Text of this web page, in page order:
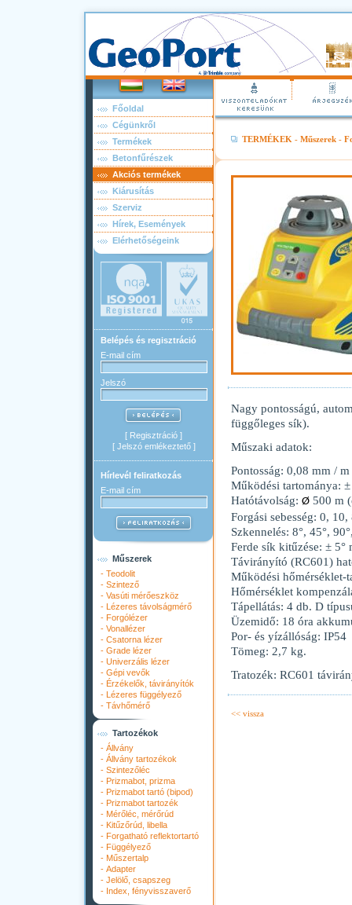
Főoldal
Cégünkről
Termékek
Betonfűrészek
Akciós termékek
Kiárusítás
Szerviz
Hírek, Események
Elérhetőségeink
Belépés és regisztráció
E-mail cím
Jelszó
[ Regisztráció ]
[ Jelszó emlékeztető]
Hírlevél feliratkozás
E-mail cím
Műszerek
- Teodolit
- Szintező
- Vasúti mérőeszköz
- Lézeres távolságmérő
- Forgólézer
- Vonallézer
- Csatorna lézer
- Grade lézer
- Univerzális lézer
- Gépi vevők
- Érzékelők, távirányítók
- Lézeres függélyező
- Távhőmérő
Tartozékok
- Állvány
- Állvány tartozékok
- Szintezőléc
- Prizmabot, prizma
- Prizmabot tartó (bipod)
- Prizmabot tartozék
- Mérőléc, mérőrúd
- Kitűzőrúd, libella
- Forgatható reflektortartó
- Függélyező
- Műszertalp
- Adapter
- Jelölő, csapszeg
- Index, fényvisszaverő
TERMÉKEK - Műszerek-
Nagy pontosságú,
függőleges sík).
Műszaki adatok:
Pontosság: 0,08 mm / m
Működési tartománya: ±
Hatótávolság: Ø500 m
Forgási sebesség: 0,
Szkennelés: 8°, 45°,
Ferde sík kitűzése: ± 5°
Távirányító (RC601)
Működési hőmérséklet-
Hőmérséklet
Tápellátás: 4 db. D
Üzemidő: 18 óra
Por- és yízállóság: IP54
Tömeg: 2,7 kg.
Tratozék: RC601
<< vissza